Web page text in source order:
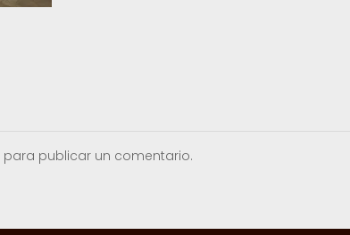
para publicar un comentario.